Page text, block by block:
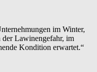
im Winter,
der Lawinengefahr, im
Kondition erwartet.“